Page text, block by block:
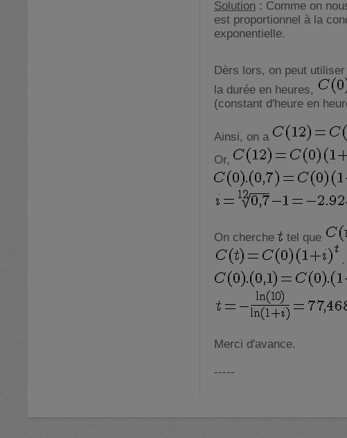
Solution : Comme on
est proportionnel à la
exponentielle.
Dèrs lors, on peut
la durée en heures,
(constant d'heure en
Ainsi, on a
Or,
On cherche tel que
Merci d'avance.
-----